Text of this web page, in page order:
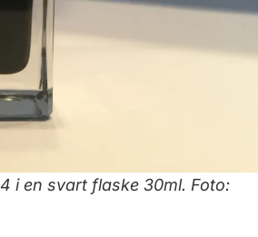
i en svart flaske 30ml. Foto: